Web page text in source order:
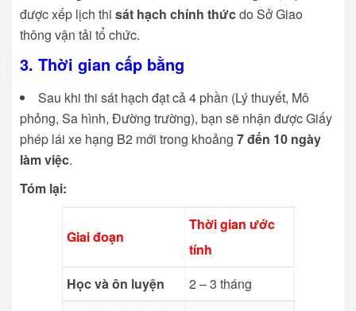
được xếp lịch thi sát hạch chính thứcdo Sở Giao
thông vận tải tổ chức.
3. Thời gian cấp bằng
Sau khi thi sát hạch đạt cả 4 phần (Lý thuyết, Mô
phỏng, Sa hình, Đường trường), bạn sẽ nhận được Giấy
phép lái xe hạng B2 mới trong khoảng 7 đến 10 ngày
làm việc.
Tóm lại:
Giai đoạn
Thời gian ước
tính
Học và ôn luyện
2 – 3 tháng